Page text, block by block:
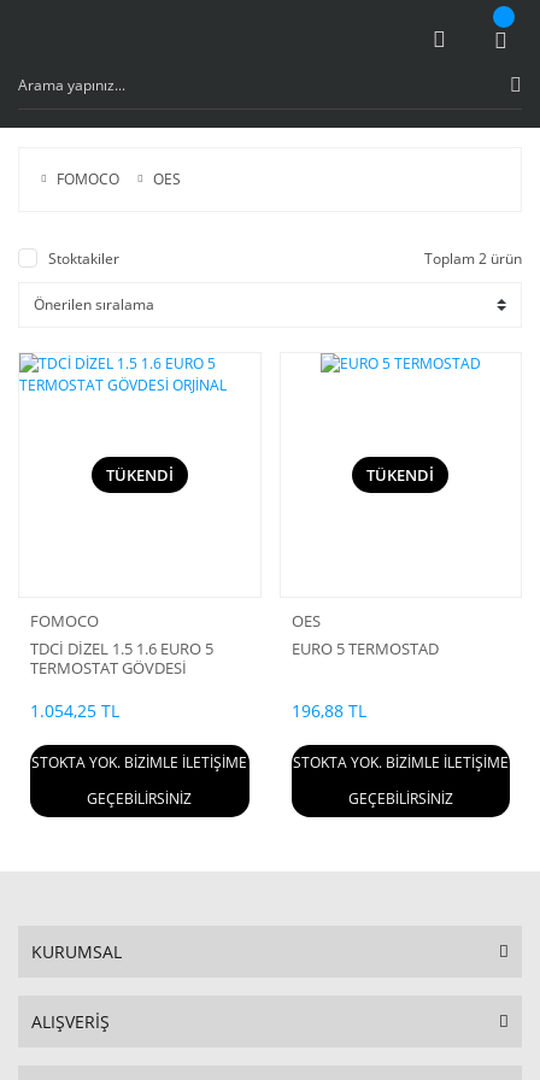
FOMOCO OES
Stoktakiler Toplam 2 ürün
TÜKENDİ
FOMOCO
TDCİ DİZEL 1.5 1.6 EURO 5
TERMOSTAT GÖVDESİ
1.054,25 TL
STOKTA YOK. BİZİMLE İLETİŞİME
GEÇEBİLİRSİNİZ
TÜKENDİ
OES
EURO 5 TERMOSTAD
196,88 TL
STOKTA YOK. BİZİMLE İLETİŞİME
GEÇEBİLİRSİNİZ
KURUMSAL
ALIŞVERİŞ